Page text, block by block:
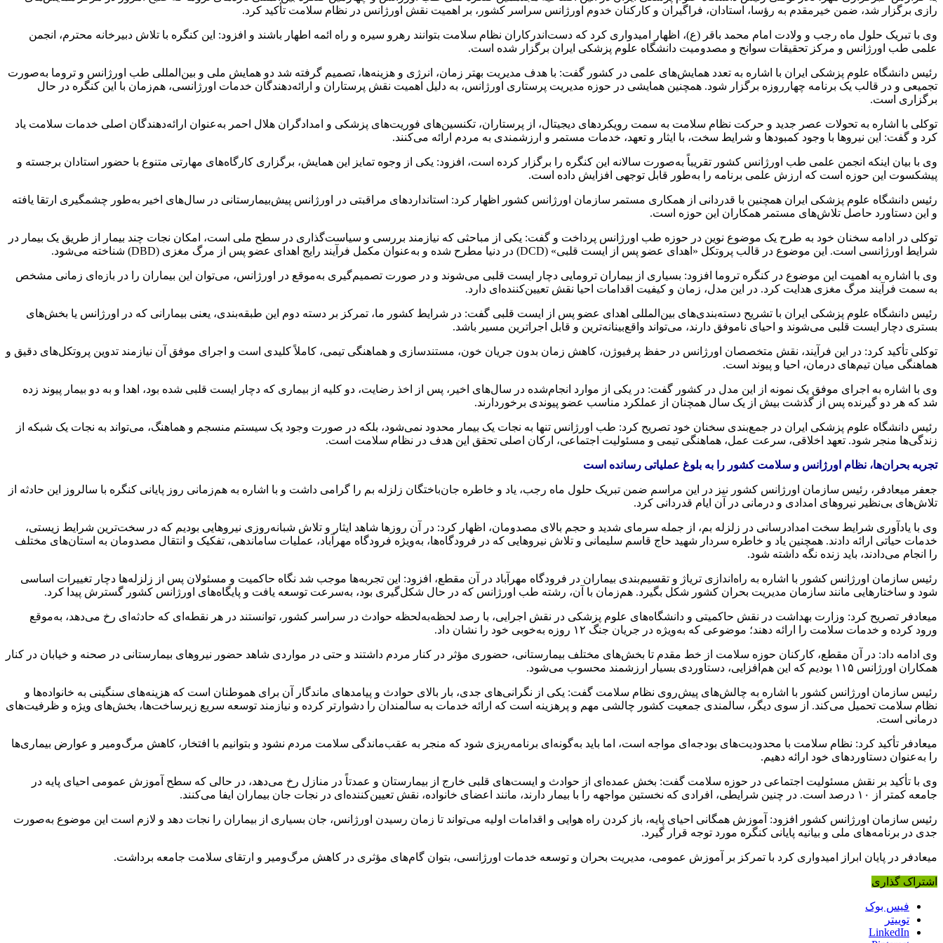
رازی برگزار شد، ضمن خیرمقدم به رؤسا، استادان، فراگیران و کارکنان خدوم اورژانس سراسر کشور، بر اهمیت نقش اورژانس در نظام سلامت تأکید کرد.
وی با تبریک حلول ماه رجب و ولادت امام محمد باقر (ع)، اظهار امیدواری کرد که دست‌اندرکاران نظام سلامت بتوانند رهرو سیره و راه ائمه اطهار باشند و افزود: این کنگره با تلاش دبیرخانه محترم، انجمن
علمی طب اورژانس و مرکز تحقیقات سوانح و مصدومیت دانشگاه علوم پزشکی ایران برگزار شده است.
رئیس دانشگاه علوم پزشکی ایران با اشاره به تعدد همایش‌های علمی در کشور گفت: با هدف مدیریت بهتر زمان، انرژی و هزینه‌ها، تصمیم گرفته شد دو همایش ملی و بین‌المللی طب اورژانس و تروما به‌صورت
تجمیعی و در قالب یک برنامه چهارروزه برگزار شود. همچنین همایشی در حوزه مدیریت پرستاری اورژانس، به دلیل اهمیت نقش پرستاران و ارائه‌دهندگان خدمات اورژانسی، هم‌زمان با این کنگره در حال
برگزاری است.
توکلی با اشاره به تحولات عصر جدید و حرکت نظام سلامت به سمت رویکردهای دیجیتال، از پرستاران، تکنسین‌های فوریت‌های پزشکی و امدادگران هلال احمر به‌عنوان ارائه‌دهندگان اصلی خدمات سلامت یاد
کرد و گفت: این نیروها با وجود کمبودها و شرایط سخت، با ایثار و تعهد، خدمات مستمر و ارزشمندی به مردم ارائه می‌کنند.
وی با بیان اینکه انجمن علمی طب اورژانس کشور تقریباً به‌صورت سالانه این کنگره را برگزار کرده است، افزود: یکی از وجوه تمایز این همایش، برگزاری کارگاه‌های مهارتی متنوع با حضور استادان برجسته و
پیشکسوت این حوزه است که ارزش علمی برنامه را به‌طور قابل توجهی افزایش داده است.
رئیس دانشگاه علوم پزشکی ایران همچنین با قدردانی از همکاری مستمر سازمان اورژانس کشور اظهار کرد: استانداردهای مراقبتی در اورژانس پیش‌بیمارستانی در سال‌های اخیر به‌طور چشمگیری ارتقا یافته
و این دستاورد حاصل تلاش‌های مستمر همکاران این حوزه است.
توکلی در ادامه سخنان خود به طرح یک موضوع نوین در حوزه طب اورژانس پرداخت و گفت: یکی از مباحثی که نیازمند بررسی و سیاست‌گذاری در سطح ملی است، امکان نجات چند بیمار از طریق یک بیمار در
شرایط اورژانسی است. این موضوع در قالب پروتکل «اهدای عضو پس از ایست قلبی» (DCD) در دنیا مطرح شده و به‌عنوان مکمل فرآیند رایج اهدای عضو پس از مرگ مغزی (DBD) شناخته می‌شود.
وی با اشاره به اهمیت این موضوع در کنگره تروما افزود: بسیاری از بیماران ترومایی دچار ایست قلبی می‌شوند و در صورت تصمیم‌گیری به‌موقع در اورژانس، می‌توان این بیماران را در بازه‌ای زمانی مشخص
به سمت فرآیند مرگ مغزی هدایت کرد. در این مدل، زمان و کیفیت اقدامات احیا نقش تعیین‌کننده‌ای دارد.
رئیس دانشگاه علوم پزشکی ایران با تشریح دسته‌بندی‌های بین‌المللی اهدای عضو پس از ایست قلبی گفت: در شرایط کشور ما، تمرکز بر دسته دوم این طبقه‌بندی، یعنی بیمارانی که در اورژانس یا بخش‌های
بستری دچار ایست قلبی می‌شوند و احیای ناموفق دارند، می‌تواند واقع‌بینانه‌ترین و قابل اجراترین مسیر باشد.
توکلی تأکید کرد: در این فرآیند، نقش متخصصان اورژانس در حفظ پرفیوژن، کاهش زمان بدون جریان خون، مستندسازی و هماهنگی تیمی، کاملاً کلیدی است و اجرای موفق آن نیازمند تدوین پروتکل‌های دقیق و
هماهنگی میان تیم‌های درمان، احیا و پیوند است.
وی با اشاره به اجرای موفق یک نمونه از این مدل در کشور گفت: در یکی از موارد انجام‌شده در سال‌های اخیر، پس از اخذ رضایت، دو کلیه از بیماری که دچار ایست قلبی شده بود، اهدا و به دو بیمار پیوند زده
شد که هر دو گیرنده پس از گذشت بیش از یک سال همچنان از عملکرد مناسب عضو پیوندی برخوردارند.
رئیس دانشگاه علوم پزشکی ایران در جمع‌بندی سخنان خود تصریح کرد: طب اورژانس تنها به نجات یک بیمار محدود نمی‌شود، بلکه در صورت وجود یک سیستم منسجم و هماهنگ، می‌تواند به نجات یک شبکه از
زندگی‌ها منجر شود. تعهد اخلاقی، سرعت عمل، هماهنگی تیمی و مسئولیت اجتماعی، ارکان اصلی تحقق این هدف در نظام سلامت است.
تجربه بحران‌ها، نظام اورژانس و سلامت کشور را به بلوغ عملیاتی رسانده است
جعفر میعادفر، رئیس سازمان اورژانس کشور نیز در این مراسم ضمن تبریک حلول ماه رجب، یاد و خاطره جان‌باختگان زلزله بم را گرامی داشت و با اشاره به هم‌زمانی روز پایانی کنگره با سالروز این حادثه از
تلاش‌های بی‌نظیر نیروهای امدادی و درمانی در آن ایام قدردانی کرد.
وی با یادآوری شرایط سخت امدادرسانی در زلزله بم، از جمله سرمای شدید و حجم بالای مصدومان، اظهار کرد: در آن روزها شاهد ایثار و تلاش شبانه‌روزی نیروهایی بودیم که در سخت‌ترین شرایط زیستی،
خدمات حیاتی ارائه دادند. همچنین یاد و خاطره سردار شهید حاج قاسم سلیمانی و تلاش نیروهایی که در فرودگاه‌ها، به‌ویژه فرودگاه مهرآباد، عملیات ساماندهی، تفکیک و انتقال مصدومان به استان‌های مختلف
را انجام می‌دادند، باید زنده نگه داشته شود.
رئیس سازمان اورژانس کشور با اشاره به راه‌اندازی تریاژ و تقسیم‌بندی بیماران در فرودگاه مهرآباد در آن مقطع، افزود: این تجربه‌ها موجب شد نگاه حاکمیت و مسئولان پس از زلزله‌ها دچار تغییرات اساسی
شود و ساختارهایی مانند سازمان مدیریت بحران کشور شکل بگیرد. هم‌زمان با آن، رشته طب اورژانس که در حال شکل‌گیری بود، به‌سرعت توسعه یافت و پایگاه‌های اورژانس کشور گسترش پیدا کرد.
میعادفر تصریح کرد: وزارت بهداشت در نقش حاکمیتی و دانشگاه‌های علوم پزشکی در نقش اجرایی، با رصد لحظه‌به‌لحظه حوادث در سراسر کشور، توانستند در هر نقطه‌ای که حادثه‌ای رخ می‌دهد، به‌موقع
ورود کرده و خدمات سلامت را ارائه دهند؛ موضوعی که به‌ویژه در جریان جنگ ۱۲ روزه به‌خوبی خود را نشان داد.
وی ادامه داد: در آن مقطع، کارکنان حوزه سلامت از خط مقدم تا بخش‌های مختلف بیمارستانی، حضوری مؤثر در کنار مردم داشتند و حتی در مواردی شاهد حضور نیروهای بیمارستانی در صحنه و خیابان در کنار
همکاران اورژانس ۱۱۵ بودیم که این هم‌افزایی، دستاوردی بسیار ارزشمند محسوب می‌شود.
رئیس سازمان اورژانس کشور با اشاره به چالش‌های پیش‌روی نظام سلامت گفت: یکی از نگرانی‌های جدی، بار بالای حوادث و پیامدهای ماندگار آن برای هموطنان است که هزینه‌های سنگینی به خانواده‌ها و
نظام سلامت تحمیل می‌کند. از سوی دیگر، سالمندی جمعیت کشور چالشی مهم و پرهزینه است که ارائه خدمات به سالمندان را دشوارتر کرده و نیازمند توسعه سریع زیرساخت‌ها، بخش‌های ویژه و ظرفیت‌های
درمانی است.
میعادفر تأکید کرد: نظام سلامت با محدودیت‌های بودجه‌ای مواجه است، اما باید به‌گونه‌ای برنامه‌ریزی شود که منجر به عقب‌ماندگی سلامت مردم نشود و بتوانیم با افتخار، کاهش مرگ‌ومیر و عوارض بیماری‌ها
را به‌عنوان دستاوردهای خود ارائه دهیم.
وی با تأکید بر نقش مسئولیت اجتماعی در حوزه سلامت گفت: بخش عمده‌ای از حوادث و ایست‌های قلبی خارج از بیمارستان و عمدتاً در منازل رخ می‌دهد، در حالی که سطح آموزش عمومی احیای پایه در
جامعه کمتر از ۱۰ درصد است. در چنین شرایطی، افرادی که نخستین مواجهه را با بیمار دارند، مانند اعضای خانواده، نقش تعیین‌کننده‌ای در نجات جان بیماران ایفا می‌کنند.
رئیس سازمان اورژانس کشور افزود: آموزش همگانی احیای پایه، باز کردن راه هوایی و اقدامات اولیه می‌تواند تا زمان رسیدن اورژانس، جان بسیاری از بیماران را نجات دهد و لازم است این موضوع به‌صورت
جدی در برنامه‌های ملی و بیانیه پایانی کنگره مورد توجه قرار گیرد.
میعادفر در پایان ابراز امیدواری کرد با تمرکز بر آموزش عمومی، مدیریت بحران و توسعه خدمات اورژانسی، بتوان گام‌های مؤثری در کاهش مرگ‌ومیر و ارتقای سلامت جامعه برداشت.
اشتراک گذاری
فیس بوک
توییتر
LinkedIn